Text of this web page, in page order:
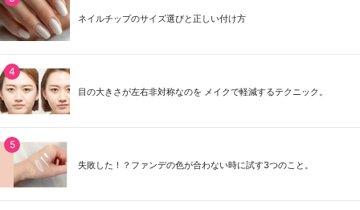
ネイルチップのサイズ選びと正しい付け方
目の大きさが左右非対称なのを メイクで軽減するテクニック。
失敗した！？ファンデの色が合わない時に試す3つのこと。